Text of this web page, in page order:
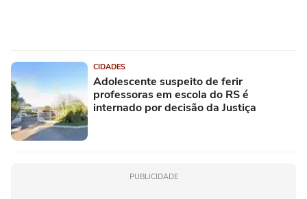
CIDADES
Adolescente suspeito de ferir
professoras em escola do RS é
internado por decisão da Justiça
PUBLICIDADE